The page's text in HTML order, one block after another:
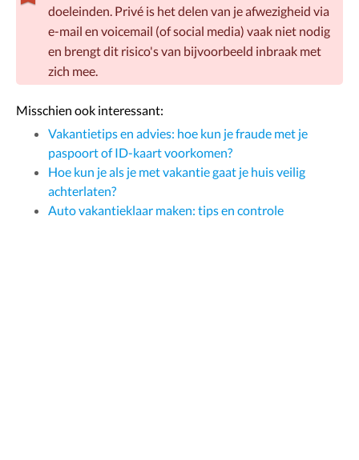
doeleinden. Privé is het delen van je afwezigheid via
e-mail en voicemail (of social media) vaak niet nodig
en brengt dit risico's van bijvoorbeeld inbraak met
zich mee.
Misschien ook interessant:
Vakantietips en advies: hoe kun je fraude met je
paspoort of ID-kaart voorkomen?
Hoe kun je als je met vakantie gaat je huis veilig
achterlaten?
Auto vakantieklaar maken: tips en controle